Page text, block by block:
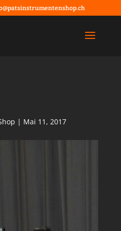
| Mai 11, 2017